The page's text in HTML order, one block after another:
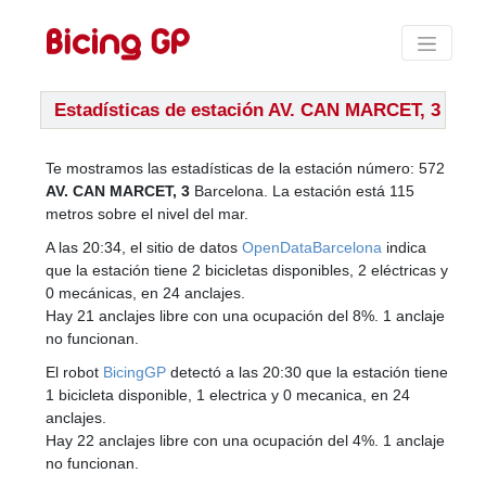
Estadísticas de estación AV. CAN MARCET, 3
Te mostramos las estadísticas de la estación número: 572
AV. CAN MARCET, 3 Barcelona. La estación está 115
metros sobre el nivel del mar.
A las 20:34, el sitio de datosOpenDataBarcelona indica
que la estación tiene 2 bicicletas disponibles, 2 eléctricas y
0 mecánicas, en 24 anclajes.
Hay 21 anclajes libre con una ocupación del 8%. 1 anclaje
no funcionan.
El robot BicingGP detectó a las 20:30 que la estación tiene
1 bicicleta disponible, 1 electrica y 0 mecanica, en 24
anclajes.
Hay 22 anclajes libre con una ocupación del 4%. 1 anclaje
no funcionan.